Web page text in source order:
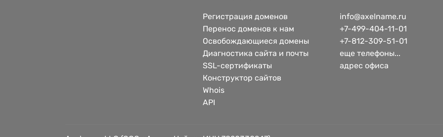
Регистрация доменов
Перенос доменов к нам
Освобождающиеся домены
Диагностика сайта и почты
SSL-сертификаты
Конструктор сайтов
Whois
API
info@axelname.ru
+7-499-404-11-01
+7-812-309-51-01
еще телефоны...
адрес офиса